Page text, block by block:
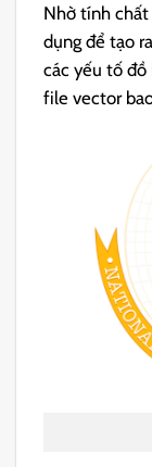
Nhờ tính
dụng để tạo
các yếu tố đồ
file vector